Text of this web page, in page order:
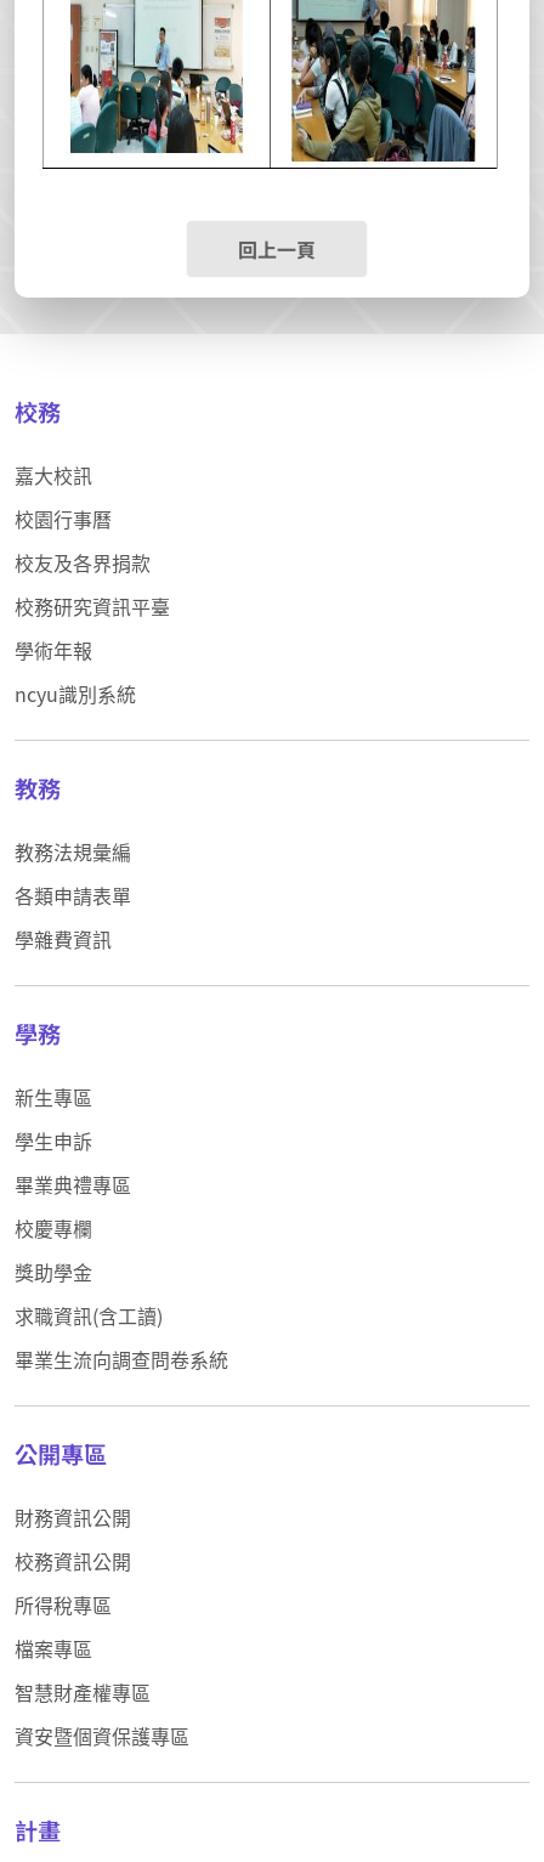
回上一頁
校務
嘉大校訊
校園行事曆
校友及各界捐款
校務研究資訊平臺
學術年報
ncyu識別系統
教務
教務法規彙編
各類申請表單
學雜費資訊
學務
新生專區
學生申訴
畢業典禮專區
校慶專欄
獎助學金
求職資訊(含工讀)
畢業生流向調查問卷系統
公開專區
財務資訊公開
校務資訊公開
所得稅專區
檔案專區
智慧財產權專區
資安暨個資保護專區
計畫